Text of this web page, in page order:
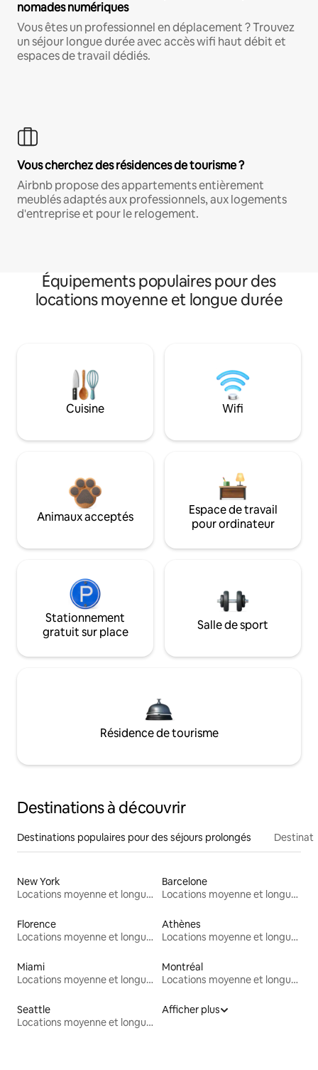
nomades numériques
Vous êtes un professionnel en déplacement ? Trouvez
un séjour longue durée avec accès wifi haut débit et
espaces de travail dédiés.
Vous cherchez des résidences de tourisme ?
Airbnb propose des appartements entièrement
meublés adaptés aux professionnels, aux logements
d'entreprise et pour le relogement.
Équipements populaires pour des
locations moyenne et longue durée
Cuisine Wifi
Animaux acceptés
Espace de travail
pour ordinateur
Stationnement
gratuit sur place
Salle de sport
Résidence de tourisme
Destinations à découvrir
Destinations populaires pour des séjours prolongés
New York
Locations moyenne et longue durée
Barcelone
Locations moyenne et longue durée
Florence
Locations moyenne et longue durée
Athènes
Locations moyenne et longue durée
Miami
Locations moyenne et longue durée
Montréal
Locations moyenne et longue durée
Seattle
Locations moyenne et longue durée
Afficher plus